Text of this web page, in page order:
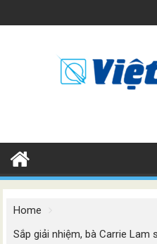
to
Home
Sắp giải nhiệm, bà Carrie Lam